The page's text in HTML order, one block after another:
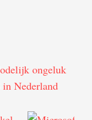
ongeluk
Nederland